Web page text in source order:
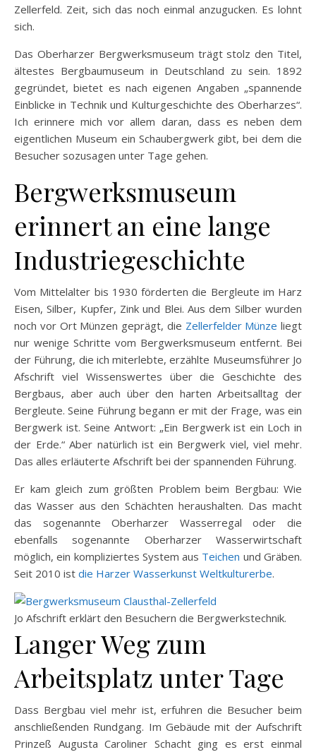
Zellerfeld. Zeit, sich das noch einmal anzugucken. Es lohnt
sich.
Das Oberharzer Bergwerksmuseum trägt stolz den Titel,
ältestes Bergbaumuseum in Deutschland zu sein. 1892
gegründet, bietet es nach eigenen Angaben „spannende
Einblicke in Technik und Kulturgeschichte des Oberharzes“.
Ich erinnere mich vor allem daran, dass es neben dem
eigentlichen Museum ein Schaubergwerk gibt, bei dem die
Besucher sozusagen unter Tage gehen.
Bergwerksmuseum
erinnert an eine lange
Industriegeschichte
Vom Mittelalter bis 1930 förderten die Bergleute im Harz
Eisen, Silber, Kupfer, Zink und Blei. Aus dem Silber wurden
noch vor Ort Münzen geprägt, die Zellerfelder Münze liegt
nur wenige Schritte vom Bergwerksmuseum entfernt. Bei
der Führung, die ich miterlebte, erzählte Museumsführer Jo
Afschrift viel Wissenswertes über die Geschichte des
Bergbaus, aber auch über den harten Arbeitsalltag der
Bergleute. Seine Führung begann er mit der Frage, was ein
Bergwerk ist. Seine Antwort: „Ein Bergwerk ist ein Loch in
der Erde.“ Aber natürlich ist ein Bergwerk viel, viel mehr.
Das alles erläuterte Afschrift bei der spannenden Führung.
Er kam gleich zum größten Problem beim Bergbau: Wie
das Wasser aus den Schächten heraushalten. Das macht
das sogenannte Oberharzer Wasserregal oder die
ebenfalls sogenannte Oberharzer Wasserwirtschaft
möglich, ein kompliziertes System aus Teichen und Gräben.
Seit 2010 ist die Harzer Wasserkunst Weltkulturerbe.
Jo Afschrift erklärt den Besuchern die Bergwerkstechnik.
Langer Weg zum
Arbeitsplatz unter Tage
Dass Bergbau viel mehr ist, erfuhren die Besucher beim
anschließenden Rundgang. Im Gebäude mit der Aufschrift
Prinzeß Augusta Caroliner Schacht ging es erst einmal